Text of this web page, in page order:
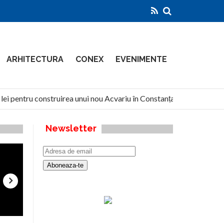
ARHITECTURA CONEX EVENIMENTE
construirea unui nou Acvariu în Constanța
Newsletter